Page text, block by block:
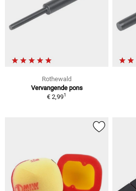
Rothewald
Vervangende pons
€ 2,991